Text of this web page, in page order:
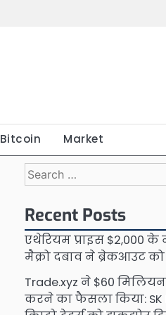
Bitcoin Market
Search
for:
Recent Posts
एथेरियम प्राइस $2,000
मैक्रो दबाव ने ब्रेकआउट को
Trade.xyz ने $60
करने का फैसला किया: SK